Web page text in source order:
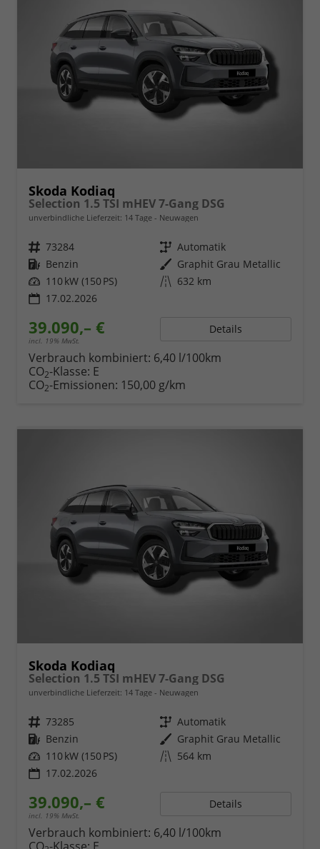
Skoda Kodiaq
Selection 1.5 TSI mHEV 7-Gang DSG
unverbindliche Lieferzeit: 14 Tage Neuwagen
Fahrzeugnr. 73284 Getriebe Automatik
Kraftstoff Benzin Außenfarbe Graphit Grau Metallic
Leistung 110 kW (150 PS) Kilometerstand 632 km
17.02.2026
39.090,– €
incl. 19% MwSt.
Details
Verbrauch kombiniert: 6,40 l/100km
CO2-Klasse: E
CO2-Emissionen: 150,00 g/km
Skoda Kodiaq
Selection 1.5 TSI mHEV 7-Gang DSG
unverbindliche Lieferzeit: 14 Tage Neuwagen
Fahrzeugnr. 73285 Getriebe Automatik
Kraftstoff Benzin Außenfarbe Graphit Grau Metallic
Leistung 110 kW (150 PS) Kilometerstand 564 km
17.02.2026
39.090,– €
incl. 19% MwSt.
Details
Verbrauch kombiniert: 6,40 l/100km
CO -Klasse: E